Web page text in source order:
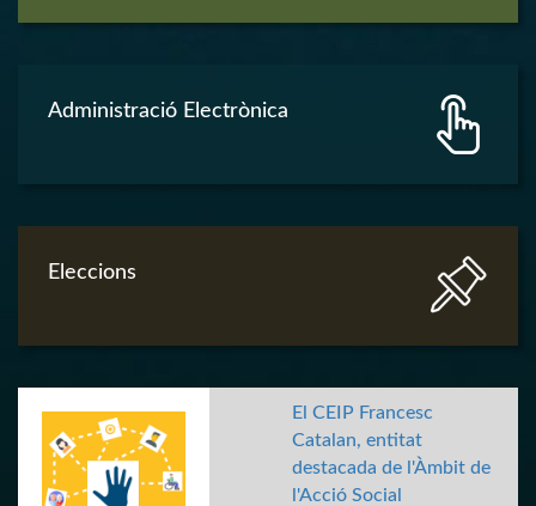
Administració Electrònica
Eleccions
El CEIP Francesc
Catalan, entitat
destacada de l'Àmbit de
l'Acció Social